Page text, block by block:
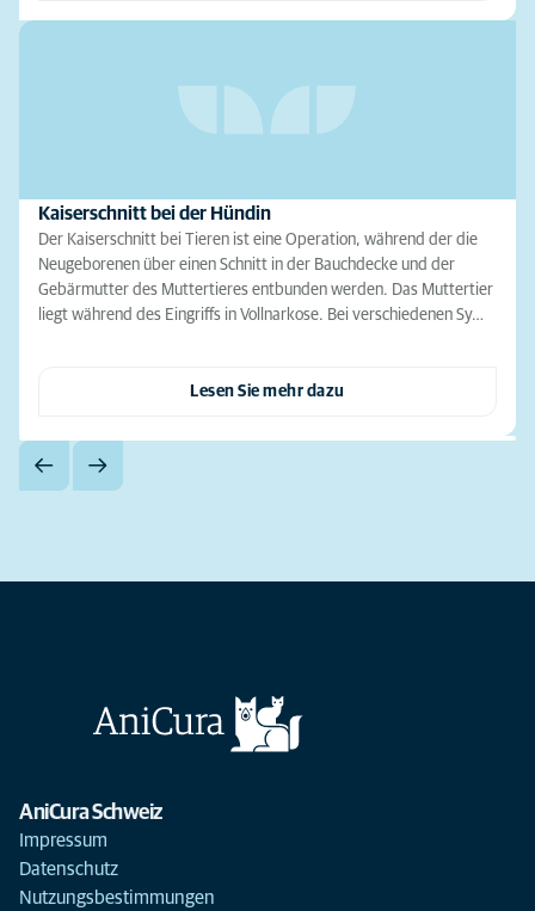
Kaiserschnitt bei der Hündin
Der Kaiserschnitt bei Tieren ist eine Operation, während der die
Neugeborenen über einen Schnitt in der Bauchdecke und der
Gebärmutter des Muttertieres entbunden werden. Das Muttertier
liegt während des Eingriffs in Vollnarkose. Bei verschiedenen Sy…
Lesen Sie mehr dazu
AniCura Schweiz
Impressum
Datenschutz
Nutzungsbestimmungen